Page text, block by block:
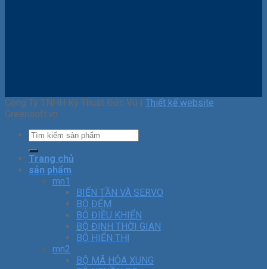
Công Ty TNHH Kỹ Thuật Đức Vũ | Thiết kế website
Greensoft.vn -
Trang chủ
sản phẩm
mn1
BIẾN TẦN VÀ SERVO
BỘ ĐẾM
BỘ ĐIỀU KHIỂN
BỘ ĐỊNH THỜI GIAN
BỘ HIỂN THỊ
mn2
BỘ MÃ HÓA XUNG